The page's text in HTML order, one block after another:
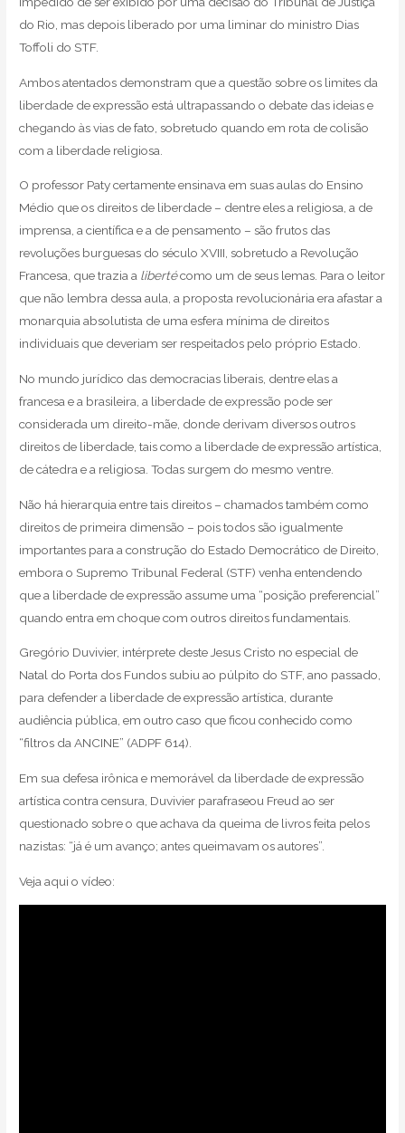
do Rio, mas depois liberado por uma liminar do ministro Dias
Toffoli do STF.
Ambos atentados demonstram que a questão sobre os limites da
liberdade de expressão está ultrapassando o debate das ideias e
chegando às vias de fato, sobretudo quando em rota de colisão
com a liberdade religiosa.
O professor Paty certamente ensinava em suas aulas do Ensino
Médio que os direitos de liberdade – dentre eles a religiosa, a de
imprensa, a científica e a de pensamento – são frutos das
revoluções burguesas do século XVIII, sobretudo a Revolução
Francesa, que trazia a libertécomo um de seus lemas. Para o leitor
que não lembra dessa aula, a proposta revolucionária era afastar a
monarquia absolutista de uma esfera mínima de direitos
individuais que deveriam ser respeitados pelo próprio Estado.
No mundo jurídico das democracias liberais, dentre elas a
francesa e a brasileira, a liberdade de expressão pode ser
considerada um direito-mãe, donde derivam diversos outros
direitos de liberdade, tais como a liberdade de expressão artística,
de cátedra e a religiosa. Todas surgem do mesmo ventre.
Não há hierarquia entre tais direitos – chamados também como
direitos de primeira dimensão – pois todos são igualmente
importantes para a construção do Estado Democrático de Direito,
embora o Supremo Tribunal Federal (STF) venha entendendo
que a liberdade de expressão assume uma “posição preferencial”
quando entra em choque com outros direitos fundamentais.
Gregório Duvivier, intérprete deste Jesus Cristo no especial de
Natal do Porta dos Fundos subiu ao púlpito do STF, ano passado,
para defender a liberdade de expressão artística, durante
audiência pública, em outro caso que ficou conhecido como
“filtros da ANCINE” (ADPF 614).
Em sua defesa irônica e memorável da liberdade de expressão
artística contra censura, Duvivier parafraseou Freud ao ser
questionado sobre o que achava da queima de livros feita pelos
nazistas: “já é um avanço; antes queimavam os autores”.
Veja aqui o vídeo: